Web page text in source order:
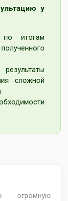
у
итогам
сложной
огромную